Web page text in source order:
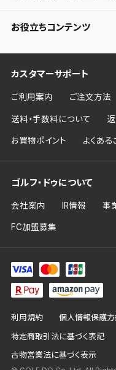
お役立ちコンテンツ
カスタマーサポート
ご利用案内 ご注文方法
送料・手数料について
お買物ポイント よくある
ゴルフ・ドゥについて
会社案内 IR情報 事
FC加盟募集
利用規約 個人情報保護方
特定商取引法に基づく表記
古物営業法に基づく表示